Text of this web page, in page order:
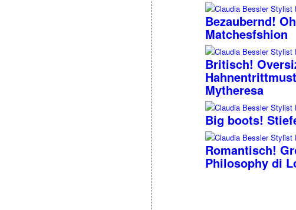
Bezaubernd!
Matchesfshion
Britisch!
Mytheresa
Big boots!
Romantisch!
Philosophy di